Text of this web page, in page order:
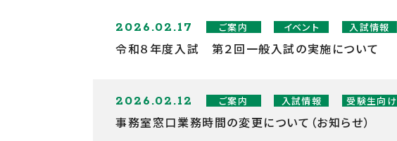
2026.02.17 ご案内 イベント 入試情報
令和８年度入試 第２回一般入試の実施について
2026.02.12 ご案内 入試情報 受験生向け
事務室窓口業務時間の変更について（お知らせ）